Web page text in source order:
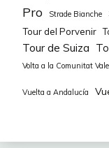
Pro Strade Bianche
Tour del Porvenir
Tour de Suiza
Volta a la Comunitat
Vuelta a Andalucía